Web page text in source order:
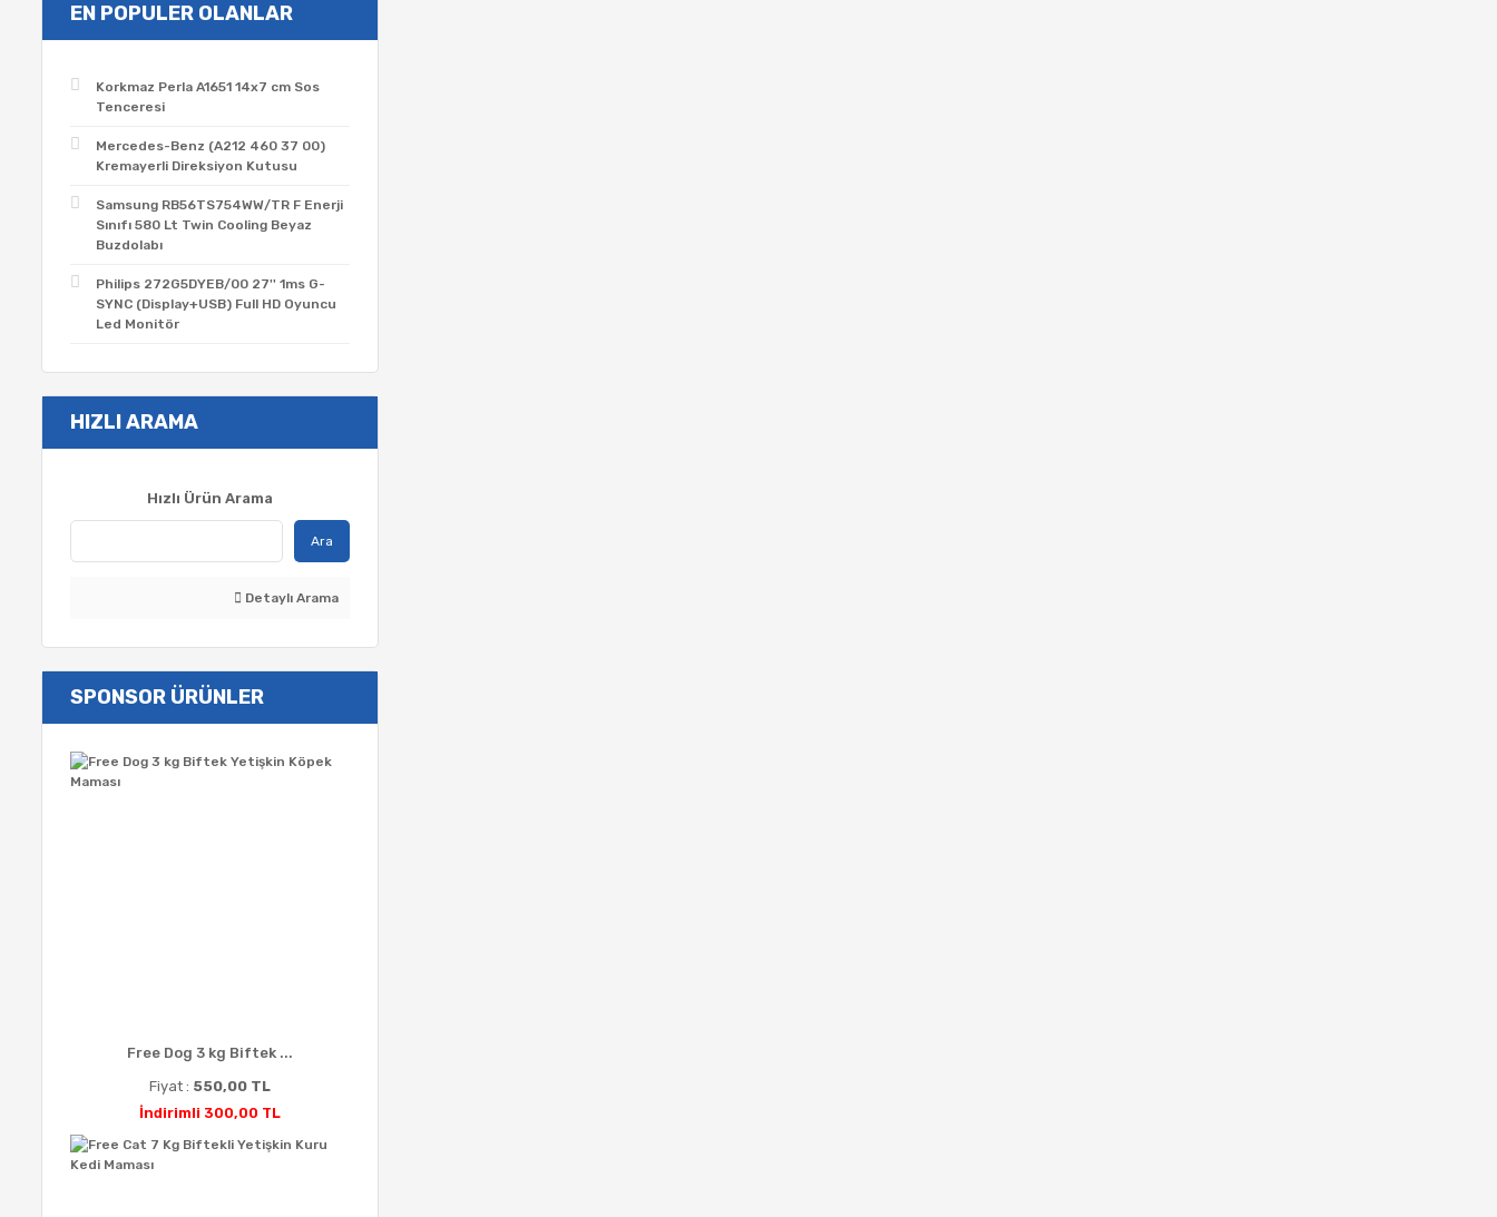
EN POPULER OLANLAR
Korkmaz Perla A1651 14x7 cm Sos
Tenceresi
Mercedes-Benz (A212 460 37 00)
Kremayerli Direksiyon Kutusu
Samsung RB56TS754WW/TR F Enerji
Sınıfı 580 Lt Twin Cooling Beyaz
Buzdolabı
Philips 272G5DYEB/00 27'' 1ms G-
SYNC (Display+USB) Full HD Oyuncu
Led Monitör
HIZLI ARAMA
Hızlı Ürün Arama
Ara
Detaylı Arama
SPONSOR ÜRÜNLER
Free Dog 3 kg Biftek ...
Fiyat : 550,00 TL
İndirimli 300,00 TL